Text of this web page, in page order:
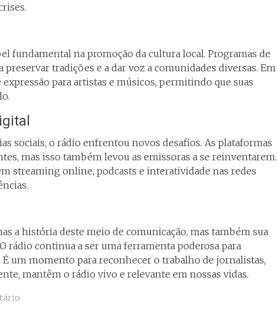
fundamental na promoção da cultura local. Programas de
preservar tradições e a dar voz a comunidades diversas. Em
para artistas e músicos, permitindo que suas
sociais, o rádio enfrentou novos desafios. As plataformas
mas isso também levou as emissoras a se reinventarem.
streaming online, podcasts e interatividade nas redes
a história deste meio de comunicação, mas também sua
rádio continua a ser uma ferramenta poderosa para
um momento para reconhecer o trabalho de jornalistas,
mantêm o rádio vivo e relevante em nossas vidas.